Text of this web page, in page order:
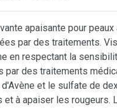
apaisante pour
par des traitements.
en respectant la
par des traitements
et le sulfate de
et à apaiser les rougeurs.